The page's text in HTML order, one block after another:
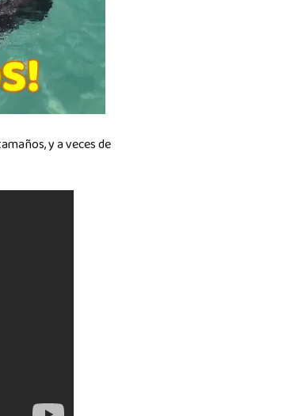
y a veces de